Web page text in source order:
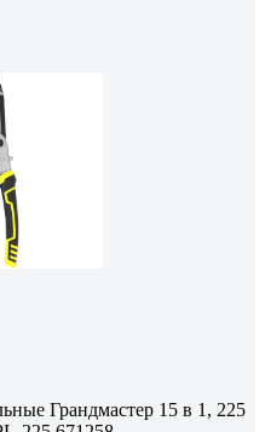
Грандмастер 15 в 1, 225